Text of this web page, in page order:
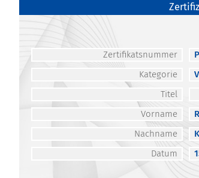
Zertifikatsnummer
Kategorie
Titel
Vorname
Nachname
Datum